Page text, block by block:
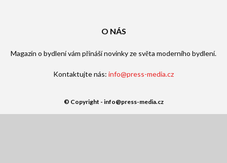
O NÁS
Magazín o bydlení vám přináší novinky ze světa moderního bydlení.
Kontaktujte nás: info@press-media.cz
© Copyright - info@press-media.cz